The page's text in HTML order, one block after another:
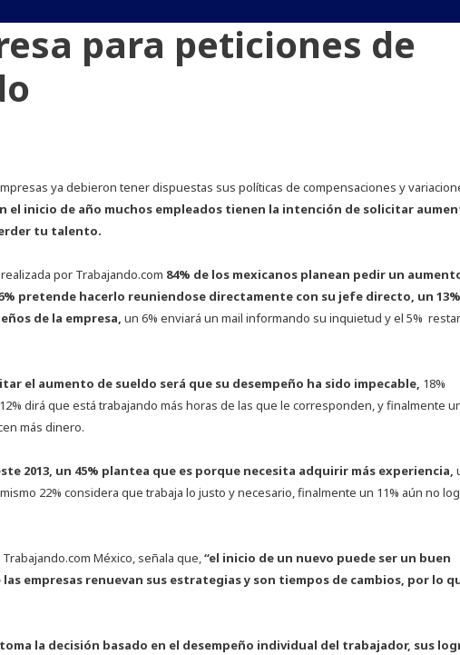
para peticiones de
ya debieron tener dispuestas sus políticas de compensaciones y
el inicio de año muchos empleados tienen la intención de solicitar
tu talento.
por Trabajando.com 84% de los mexicanos planean pedir un
pretende hacerlo reuniendose directamente con su jefe directo, un
de la empresa, un 6% enviará un mail informando su inquietud y el 5%
el aumento de sueldo será que su desempeño ha sido impecable, 18%
dirá que está trabajando más horas de las que le corresponden, y finalmente
más dinero.
2013, un 45% plantea que es porque necesita adquirir más experiencia,
22% considera que trabaja lo justo y necesario, finalmente un 11% aún no
México, señala que,“el inicio de un nuevo puede ser un buen
empresas renuevan sus estrategias y son tiempos de cambios, por lo
la decisión basado en el desempeño individual del trabajador, sus